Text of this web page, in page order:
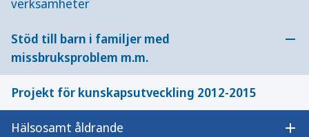
verksamheter
Stöd till barn i familjer med
missbruksproblem m.m.
Projekt för kunskapsutveckling 2012-2015
Hälsosamt åldrande
att socialnämnden har behövt tillgripa
omfattande insatser.
Syfte
Att utveckla en modell för att stärka och stödja
familjer med missbruksproblematik genom